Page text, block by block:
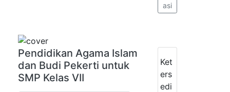
asi
Pendidikan Agama Islam
dan Budi Pekerti untuk
SMP Kelas VII
Ket
ers
edi